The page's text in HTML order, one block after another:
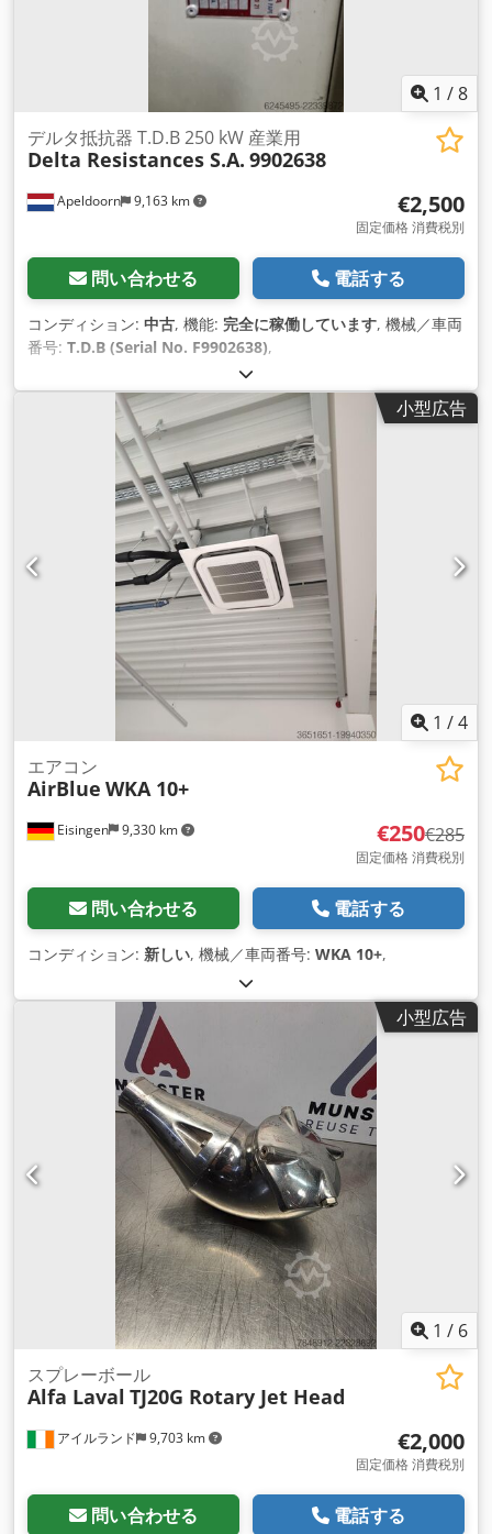
1 /8
Apeldoorn 9,163 km
デルタ抵抗器 T.D.B 250 kW 産業用
Delta Resistances S.A. 9902638
€2,500
固定価格 消費税別
問い合わせる 電話する
コンディション: 中古, 機能: 完全に稼働しています, 機械／車両
番号: T.D.B (Serial No. F9902638),
小型広告
1 /4
Eisingen 9,330 km
エアコン
AirBlue WKA 10+
€250€285
固定価格 消費税別
問い合わせる 電話する
コンディション: 新しい, 機械／車両番号: WKA 10+,
小型広告
1 / 6
アイルランド 9,703 km
スプレーボール
Alfa Laval TJ20G Rotary Jet Head
€2,000
固定価格 消費税別
問い合わせる 電話する